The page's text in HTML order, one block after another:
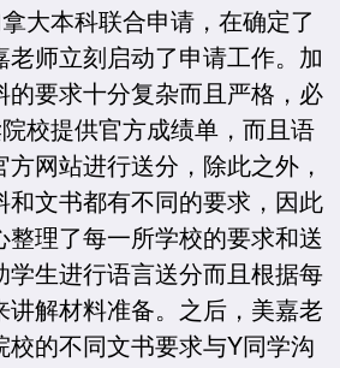
大本科联合申请，在确定了
老师立刻启动了申请工作。加
的要求十分复杂而且严格，必
校提供官方成绩单，而且语
网站进行送分，除此之外，
和文书都有不同的要求，因此
整理了每一所学校的要求和送
学生进行语言送分而且根据每
讲解材料准备。之后，美嘉老
校的不同文书要求与Y同学沟